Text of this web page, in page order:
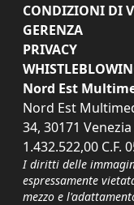
CONDIZIONI DI
GERENZA
PRIVACY
Nord Est
Nord Est
34, 30171
1.432.522,00 C.F.
I diritti delle
espressamente
mezzo e